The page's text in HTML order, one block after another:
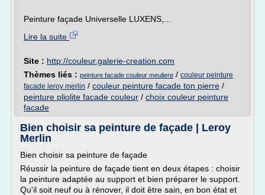
Peinture façade Universelle LUXENS,...
Lire la suite
Site : http://couleur.galerie-creation.com
Thèmes liés : peinture facade couleur meuliere / couleur peinture
facade leroy merlin / couleur peinture facade ton pierre /
peinture pliolite facade couleur / choix couleur peinture
facade
Bien choisir sa peinture de façade | Leroy
Merlin
Bien choisir sa peinture de façade
Réussir la peinture de façade tient en deux étapes : choisir
la peinture adaptée au support et bien préparer le support.
Qu'il soit neuf ou à rénover, il doit être sain, en bon état et